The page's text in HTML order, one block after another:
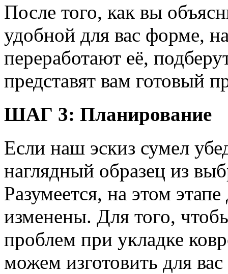
После того, как вы
удобной для вас форме,
переработают её,
представят вам готовый
ШАГ 3: Планирование
Если наш эскиз сумел
наглядный образец из
Разумеется, на этом
изменены. Для того,
проблем при укладке
можем изготовить для